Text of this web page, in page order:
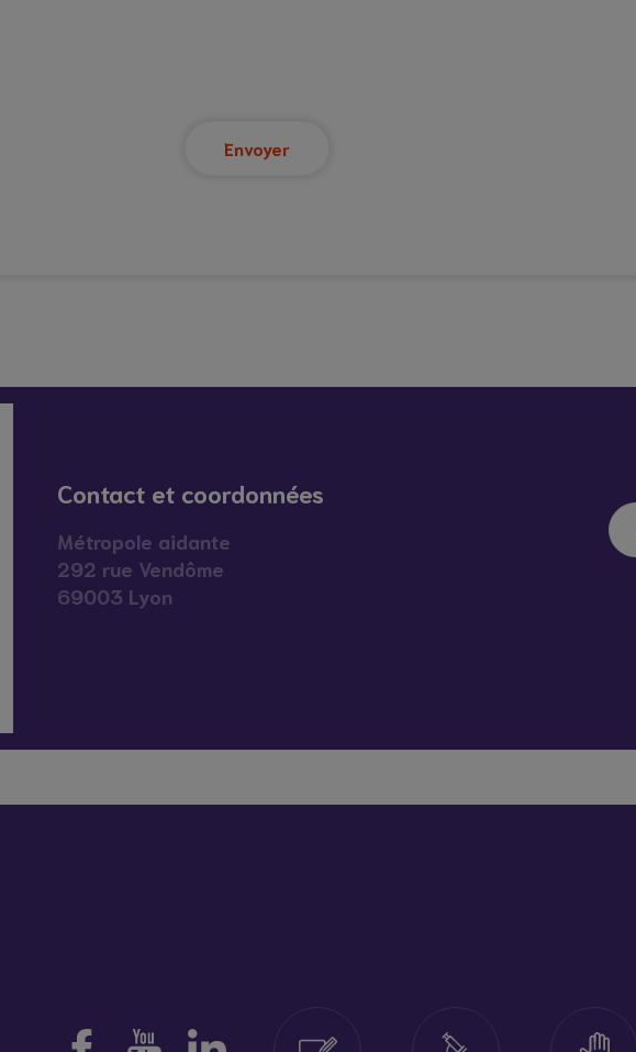
Contact et coordonnées
Métropole aidante
292 rue Vendôme
69003 Lyon